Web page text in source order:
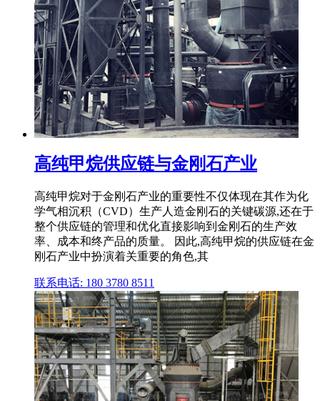
高纯甲烷供应链与金刚石产业
高纯甲烷对于金刚石产业的重要性不仅体现在其作为化
学气相沉积（CVD）生产人造金刚石的关键碳源,还在于
整个供应链的管理和优化直接影响到金刚石的生产效
率、成本和终产品的质量。 因此,高纯甲烷的供应链在金
刚石产业中扮演着关重要的角色,其
联系电话: 180 3780 8511